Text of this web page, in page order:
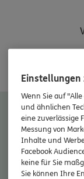
Heute
Einstellungen
Wenn Sie auf
und ähnlichen
eine zuverlässige
Messung von
Inhalte und
Facebook
keine für Sie
Sie können Ihre